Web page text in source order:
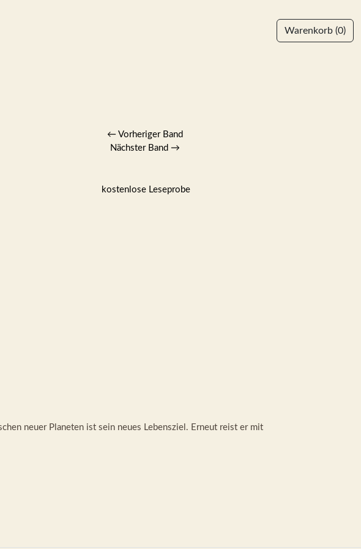
Warenkorb (0)
← Vorheriger Band
Nächster Band →
kostenlose Leseprobe
neuer Planeten ist sein neues Lebensziel. Erneut reist er mit